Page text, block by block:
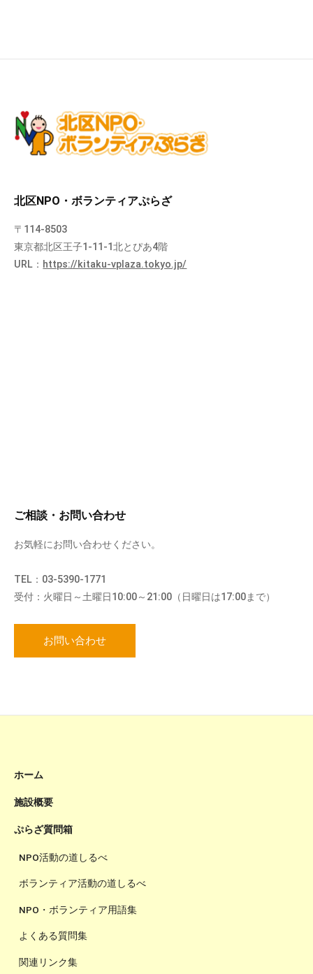
北区NPO・ボランティアぷらざ
〒114-8503
東京都北区王子1-11-1北とぴあ4階
URL： https://kitaku-vplaza.tokyo.jp/
ご相談・お問い合わせ
お気軽にお問い合わせください。
TEL：03-5390-1771
受付：火曜日～土曜日10:00～21:00（日曜日は17:00まで）
お問い合わせ
ホーム
施設概要
ぷらざ質問箱
NPO活動の道しるべ
ボランティア活動の道しるべ
NPO・ボランティア用語集
よくある質問集
関連リンク集